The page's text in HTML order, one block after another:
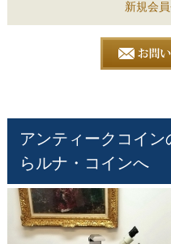
新規会
アンティークコイ
らルナ・コインへ